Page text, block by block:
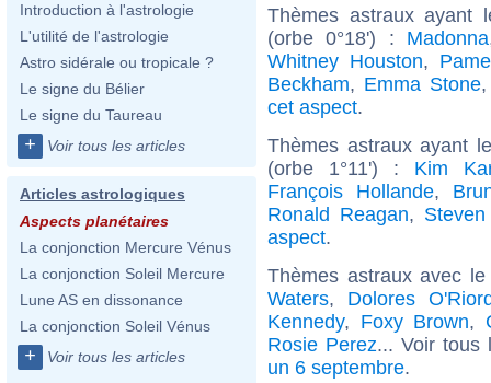
Introduction à l'astrologie
L'utilité de l'astrologie
Astro sidérale ou tropicale ?
Le signe du Bélier
Le signe du Taureau
+ Voir tous les articles
Articles astrologiques
Aspects planétaires
La conjonction Mercure Vénus
La conjonction Soleil Mercure
Lune AS en dissonance
La conjonction Soleil Vénus
+ Voir tous les articles
Thèmes astraux ayant
(orbe 0°18') : Madonna
Whitney Houston,
Beckham, Emma Stone
cet aspect.
Thèmes astraux ayant
(orbe 1°11') : Kim
François Hollande,
Ronald Reagan,
aspect.
Thèmes astraux avec
Waters, Dolores
Kennedy, Foxy Brown,
Rosie Perez... Voir
un 6 septembre.